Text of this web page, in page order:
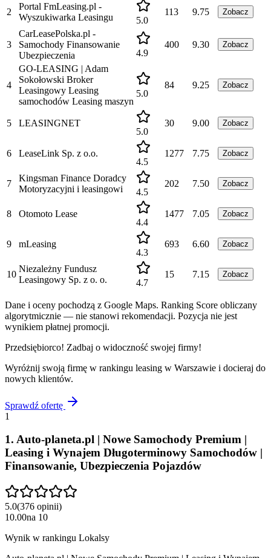
2
Portal FmLeasing.pl -
Wyszukiwarka Leasingu
5.0
113 9.75 Zobacz
3
CarLeasePolska.pl -
Samochody Finansowanie
Ubezpieczenia
4.9
400 9.30 Zobacz
4
GO-LEASING | Adam
Sokołowski Broker
Leasingowy Leasing
samochodów Leasing maszyn
5.0
84 9.25 Zobacz
5
LEASINGNET
5.0
30 9.00 Zobacz
6
LeaseLink Sp. z o.o.
4.5
1277 7.75 Zobacz
7
Kingsman Finance Doradcy
Motoryzacyjni i leasingowi
4.5
202 7.50 Zobacz
8
Otomoto Lease
4.4
1477 7.05 Zobacz
9
mLeasing
4.3
693 6.60 Zobacz
10
Niezależny Fundusz
Leasingowy Sp. z o. o.
4.7
15 7.15 Zobacz
Dane i oceny pochodzą z Google Maps. Ranking Score obliczany
algorytmicznie — nie stanowi rekomendacji. Pozycja nie jest
wynikiem płatnej promocji.
Przedsiębiorco! Zadbaj o widoczność swojej firmy!
Wyróżnij swoją firmę w rankingu leasing w Warszawie i docieraj do
nowych klientów.
Sprawdź ofertę
1
1. Auto-planeta.pl | Nowe Samochody Premium |
Leasing i Wynajem Długoterminowy Samochodów |
Finansowanie, Ubezpieczenia Pojazdów
5.0(376 opinii)
10.00na 10
Wynik w rankingu Lokalsy